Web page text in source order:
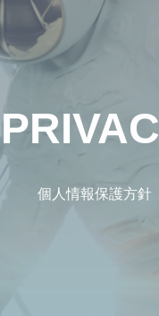
個人情報保護方針